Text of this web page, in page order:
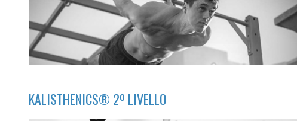
KALISTHENICS® 2º LIVELLO